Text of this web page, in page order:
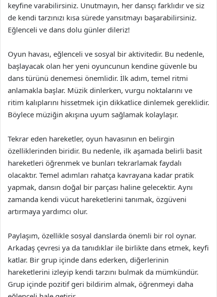
keyfine varabilirsiniz. Unutmayın, her dansçı farklıdır ve siz
de kendi tarzınızı kısa sürede yansıtmayı başarabilirsiniz.
Eğlenceli ve dans dolu günler dileriz!
Oyun havası, eğlenceli ve sosyal bir aktivitedir. Bu nedenle,
başlayacak olan her yeni oyuncunun kendine güvenle bu
dans türünü denemesi önemlidir. İlk adım, temel ritmi
anlamakla başlar. Müzik dinlerken, vurgu noktalarını ve
ritim kalıplarını hissetmek için dikkatlice dinlemek gereklidir.
Böylece müziğin akışına uyum sağlamak kolaylaşır.
Tekrar eden hareketler, oyun havasının en belirgin
özelliklerinden biridir. Bu nedenle, ilk aşamada belirli basit
hareketleri öğrenmek ve bunları tekrarlamak faydalı
olacaktır. Temel adımları rahatça kavrayana kadar pratik
yapmak, dansın doğal bir parçası haline gelecektir. Aynı
zamanda kendi vücut hareketlerini tanımak, özgüveni
artırmaya yardımcı olur.
Paylaşım, özellikle sosyal danslarda önemli bir rol oynar.
Arkadaş çevresi ya da tanıdıklar ile birlikte dans etmek, keyfi
katlar. Bir grup içinde dans ederken, diğerlerinin
hareketlerini izleyip kendi tarzını bulmak da mümkündür.
Grup içinde pozitif geri bildirim almak, öğrenmeyi daha